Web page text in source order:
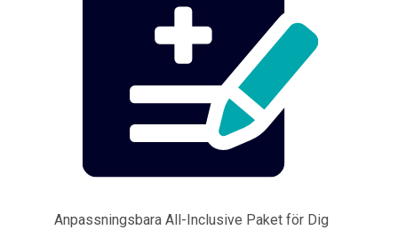
Anpassningsbara All-Inclusive Paket för Dig